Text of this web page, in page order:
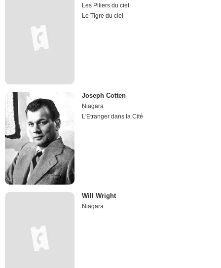
Les Piliers du ciel
Le Tigre du ciel
Joseph Cotten
Niagara
L'Etranger dans la Cité
Will Wright
Niagara